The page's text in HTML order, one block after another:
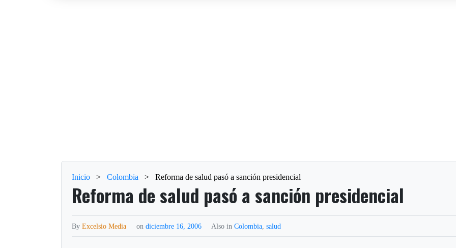
Inicio > Colombia > Reforma de salud pasó a sanción presidencial
Reforma de salud pasó a sanción presidencial
ByExcelsio Media ondiciembre 16, 2006 Also inColombia ,salud